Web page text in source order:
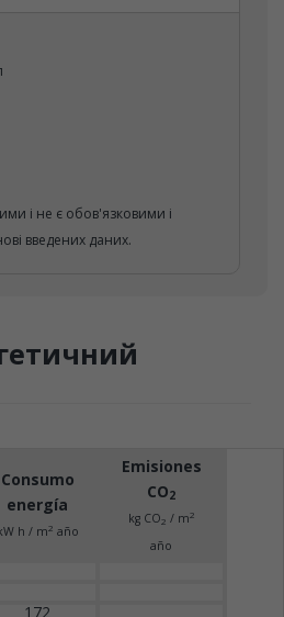
і не є обов'язковими і
введених даних.
Consumo
energía
h / m2 año
Emisiones
CO2
kg CO2 / m2
año
172